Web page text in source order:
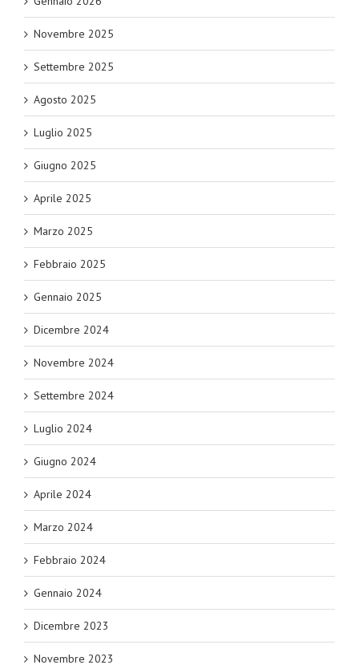
Novembre 2025
Settembre 2025
Agosto 2025
Luglio 2025
Giugno 2025
Aprile 2025
Marzo 2025
Febbraio 2025
Gennaio 2025
Dicembre 2024
Novembre 2024
Settembre 2024
Luglio 2024
Giugno 2024
Aprile 2024
Marzo 2024
Febbraio 2024
Gennaio 2024
Dicembre 2023
Novembre 2023